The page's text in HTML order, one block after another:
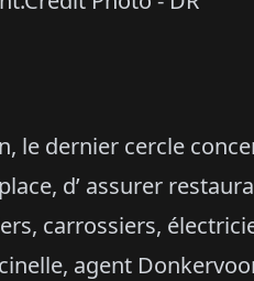
le dernier cercle
d’ assurer
carrossiers,
agent